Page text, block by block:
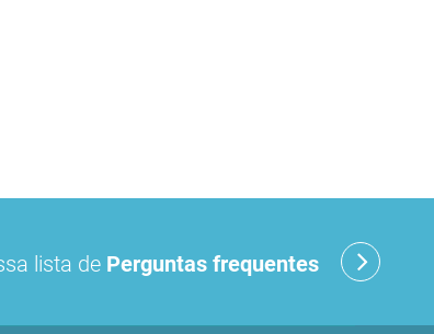
lista de Perguntas frequentes